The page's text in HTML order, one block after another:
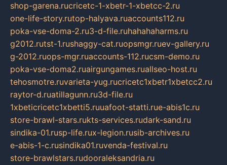
shop-garena.rucricetc-1-xbetr-1-xbetcc-2.ru
one-life-story.rutop-halyava.ruaccounts112.ru
poka-vse-doma-2.ru3-d-file.ruhahahaharms.ru
g2012.rutst-1.rushaggy-cat.ruopsmgr.ruev-gallery.ru
g-2012.ruops-mgr.ruaccounts-112.rucsm-demo.ru
poka-vse-doma2.ruairgungames.ruallseo-host.ru
tehosmotre.ruvarieta-yug.rucricetc1xbetr1xbetcc2.ru
raytor-d.ruatillagunn.ru3d-file.ru
1xbeticricetc1xbetti5.ruuafoot-statti.rue-abis1c.ru
store-brawl-stars.rukts-services.rudark-sand.ru
sindika-01.rusp-life.rux-legion.rusib-archives.ru
e-abis-1-c.rusindika01.ruvenda-festival.ru
store-brawlstars.rudooraleksandria.ru